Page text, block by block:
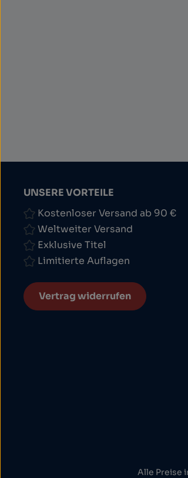
UNSERE VORTEILE
Kostenloser Versand ab 90 €
Weltweiter Versand
Exklusive Titel
Limitierte Auflagen
Vertrag widerrufen
Alle Preise